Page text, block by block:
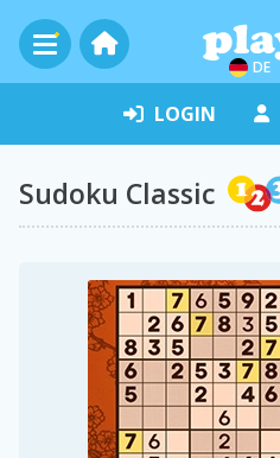
DE
LOGIN
Sudoku Classic